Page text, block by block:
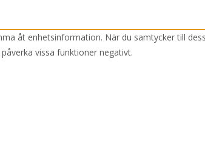
åt enhetsinformation. När du samtycker till
vissa funktioner negativt.